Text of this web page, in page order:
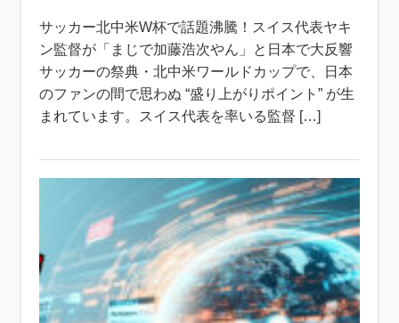
サッカー北中米W杯で話題沸騰！スイス代表ヤキ
ン監督が「まじで加藤浩次やん」と日本で大反響
サッカーの祭典・北中米ワールドカップで、日本
のファンの間で思わぬ “盛り上がりポイント” が生
まれています。スイス代表を率いる監督 […]